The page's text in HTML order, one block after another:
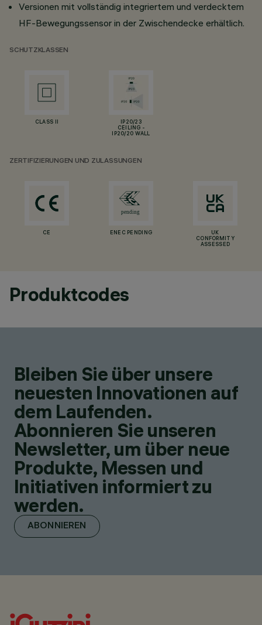
Versionen mit vollständig integriertem und verdecktem
HF-Bewegungssensor in der Zwischendecke erhältlich.
SCHUTZKLASSEN
CLASS II
IP20/23
CEILING -
IP20/20 WALL
ZERTIFIZIERUNGEN UND ZULASSUNGEN
CE ENEC PENDING
UK
CONFORMITY
ASSESSED
Produktcodes
Bleiben Sie über unsere
neuesten Innovationen auf
dem Laufenden.
Abonnieren Sie unseren
Newsletter, um über neue
Produkte, Messen und
Initiativen informiert zu
werden.
ABONNIEREN